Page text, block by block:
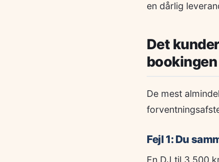
en dårlig
Det
De mest
Fejl 1: Du
En DJ til 3.500